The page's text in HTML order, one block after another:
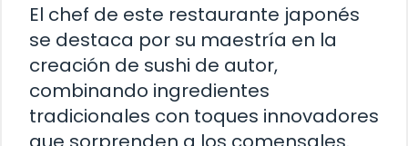
El chef de este restaurante japonés
se destaca por su maestría en la
creación de sushi de autor,
combinando ingredientes
tradicionales con toques innovadores